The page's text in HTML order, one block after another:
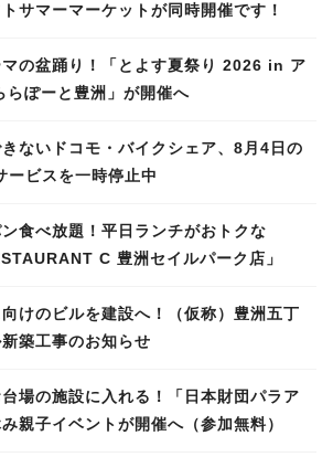
サマーマーケットが同時開催です！
マの盆踊り！「とよす夏祭り 2026 in ア
らぽーと豊洲」が開催へ
ないドコモ・バイクシェア、8月4日の
ービスを一時停止中
食べ放題！平日ランチがおトクな
C 豊洲セイルパーク店」
けのビルを建設へ！（仮称）豊洲五丁
築工事のお知らせ
場の施設に入れる！「日本財団パラア
親子イベントが開催へ（参加無料）